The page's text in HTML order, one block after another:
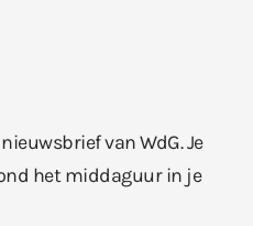
van WdG. Je
het middaguur in je